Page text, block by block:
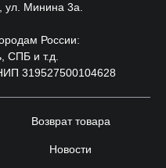
ул. Минина 3а.
России:
СПБ и т.д.
319527500104628
Возврат товара
Новости